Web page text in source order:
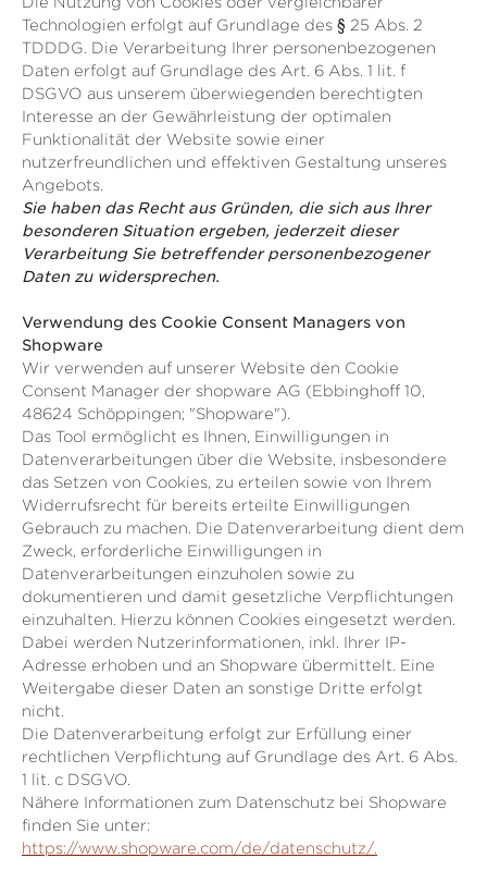
Technologien erfolgt auf Grundlage des § 25 Abs. 2
TDDDG. Die Verarbeitung Ihrer personenbezogenen
Daten erfolgt auf Grundlage des Art. 6 Abs. 1 lit. f
DSGVO aus unserem überwiegenden berechtigten
Interesse an der Gewährleistung der optimalen
Funktionalität der Website sowie einer
nutzerfreundlichen und effektiven Gestaltung unseres
Angebots.
Sie haben das Recht aus Gründen, die sich aus Ihrer
besonderen Situation ergeben, jederzeit dieser
Verarbeitung Sie betreffender personenbezogener
Daten zu widersprechen.
Verwendung des Cookie Consent Managers von
Shopware
Wir verwenden auf unserer Website den Cookie
Consent Manager der shopware AG (Ebbinghoff 10,
48624 Schöppingen; "Shopware").
Das Tool ermöglicht es Ihnen, Einwilligungen in
Datenverarbeitungen über die Website, insbesondere
das Setzen von Cookies, zu erteilen sowie von Ihrem
Widerrufsrecht für bereits erteilte Einwilligungen
Gebrauch zu machen. Die Datenverarbeitung dient dem
Zweck, erforderliche Einwilligungen in
Datenverarbeitungen einzuholen sowie zu
dokumentieren und damit gesetzliche Verpflichtungen
einzuhalten. Hierzu können Cookies eingesetzt werden.
Dabei werden Nutzerinformationen, inkl. Ihrer IP-
Adresse erhoben und an Shopware übermittelt. Eine
Weitergabe dieser Daten an sonstige Dritte erfolgt
nicht.
Die Datenverarbeitung erfolgt zur Erfüllung einer
rechtlichen Verpflichtung auf Grundlage des Art. 6 Abs.
1 lit. c DSGVO.
Nähere Informationen zum Datenschutz bei Shopware
finden Sie unter:
https://www.shopware.com/de/datenschutz/.